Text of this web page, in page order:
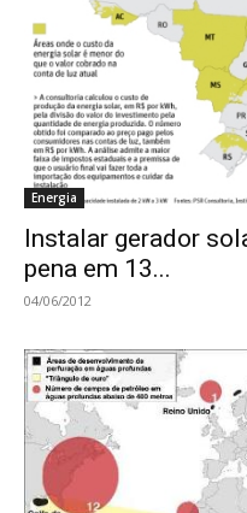
Energia
Instalar gerador
pena em 13...
04/06/2012